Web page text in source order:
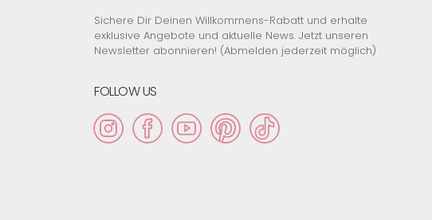
Sichere Dir Deinen Willkommens-Rabatt und erhalte
exklusive Angebote und aktuelle News. Jetzt unseren
Newsletter abonnieren! (Abmelden jederzeit möglich)
FOLLOW US
InstagramFacebookYouTubePinterestTikTok